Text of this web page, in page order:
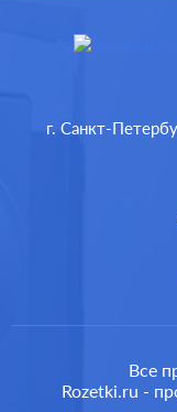
г. Санкт-
Все
Rozetki.ru -